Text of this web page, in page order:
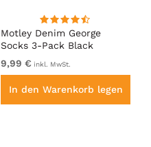
Motley Denim George
Socks 3-Pack Black
9,99 € inkl. MwSt.
In den Warenkorb legen